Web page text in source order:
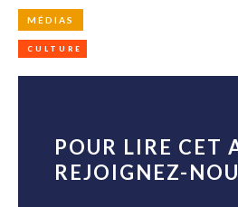
MÉDIAS
CULTURE
POUR LIRE CET
REJOIGNEZ-